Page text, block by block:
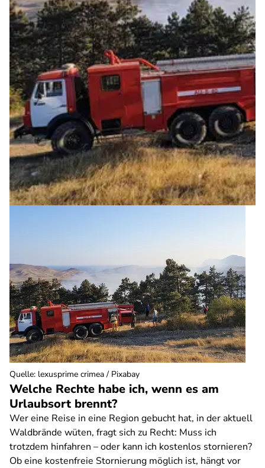
Welche Rechte habe ich, wenn es am
Urlaubsort brennt?
Wer eine Reise in eine Region gebucht hat, in der aktuell
Waldbrände wüten, fragt sich zu Recht: Muss ich
trotzdem hinfahren – oder kann ich kostenlos stornieren?
Ob eine kostenfreie Stornierung möglich ist, hängt vor
Quelle: lexusprime crimea / Pixabay